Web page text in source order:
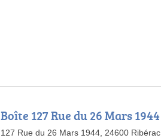
Boîte 127 Rue du 26 Mars 1944
127 Rue du 26 Mars 1944, 24600 Ribérac